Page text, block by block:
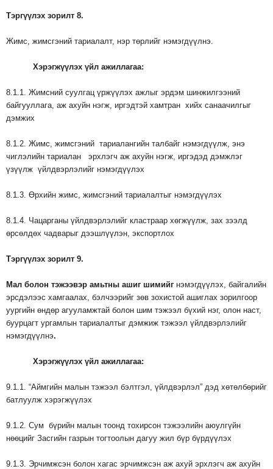
Тэргүүлэх зорилт 8.
Жимс, жимсгэний тариалалт, нэр төрлийг нэмэгдүүлнэ.
Хэрэгжүүлэх үйл ажиллагаа:
8.1.1. Жимсний суулгац үржүүлэх ажлыг эрдэм шинжилгээний
байгууллага, аж ахуйн нэгж, иргэдтэй хамтран хийх санаачилгыг
дэмжих
8.1.2. Жимс, жимсгэний тариалангийн талбайг нэмэгдүүлж, энэ
чиглэлийн тариалан эрхлэгч аж ахуйн нэгж, иргэдэд дэмжлэг
үзүүлж үйлдвэрлэлийг нэмэгдүүлэх
8.1.3. Өрхийн жимс, жимсгэний тариалалтыг нэмэгдүүлэх
8.1.4. Чацарганы үйлдвэрлэлийг кластраар хөгжүүлж, зах зээлд
өрсөлдөх чадварыг дээшлүүлэн, экспортлох
Тэргүүлэх зорилт 9.
Мал болон тэжээвэр амьтны ашиг шимийг нэмэгдүүлэх, байгалийн
эрсдэлээс хамгаалах, бэлчээрийг зөв зохистой ашиглах зорилгоор
уургийн өндөр агууламжтай болон шим тэжээл бүхий нэг, олон наст,
буурцагт ургамлын тариалалтыг дэмжиж тэжээл үйлдвэрлэлийг
нэмэгдүүлнэ.
Хэрэгжүүлэх үйл ажиллагаа:
9.1.1. “Аймгийн малын тэжээл бэлтгэл, үйлдвэрлэл” дэд хөтөлбөрийг
батлуулж хэрэгжүүлэх
9.1.2. Сум бүрийн малын тоонд тохирсон тэжээлийн аюулгүйн
нөөцийг Засгийн газрын тогтоолын дагуу жил бүр бүрдүүлэх
9.1.3. Эрчимжсэн болон хагас эрчимжсэн аж ахуй эрхлэгч аж ахуйн